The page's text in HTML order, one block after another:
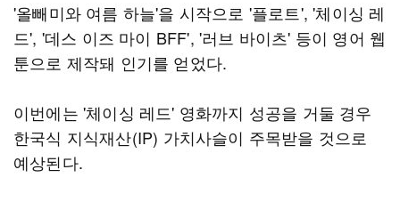
'올빼미와 여름 하늘'을 시작으로 '플로트', '체이싱 레
드', '데스 이즈 마이 BFF', '러브 바이츠' 등이 영어 웹
툰으로 제작돼 인기를 얻었다.
이번에는 '체이싱 레드' 영화까지 성공을 거둘 경우
한국식 지식재산(IP) 가치사슬이 주목받을 것으로
예상된다.